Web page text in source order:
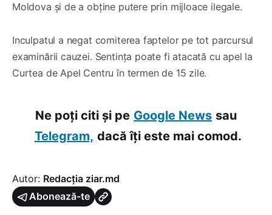
Moldova și de a obține putere prin mijloace ilegale.
Inculpatul a negat comiterea faptelor pe tot parcursul
examinării cauzei. Sentința poate fi atacată cu apel la
Curtea de Apel Centru în termen de 15 zile.
Ne poți citi și pe Google News sau
Telegram, dacă îți este mai comod.
Autor: Redacția ziar.md
Abonează-te